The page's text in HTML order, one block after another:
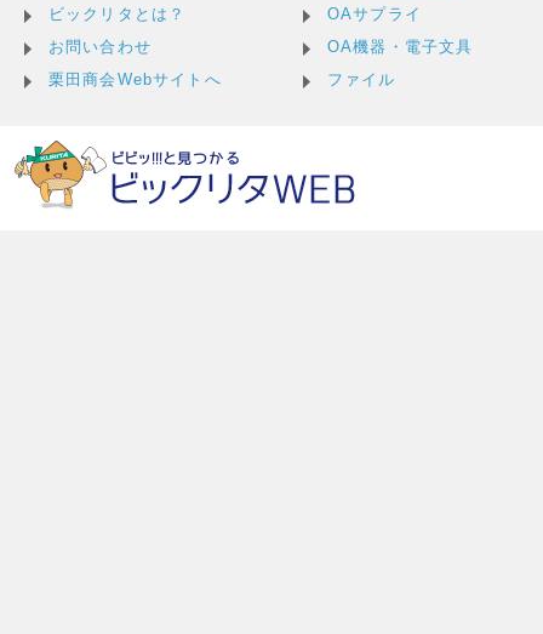
ビックリタとは？
お問い合わせ
栗田商会Webサイトへ
OAサプライ
OA機器・電子文具
ファイル